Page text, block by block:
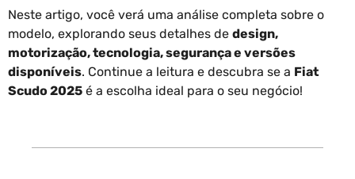
Neste artigo, você verá uma análise completa sobre o
modelo, explorando seus detalhes de design,
motorização, tecnologia, segurança e versões
disponíveis. Continue a leitura e descubra se a Fiat
Scudo 2025 é a escolha ideal para o seu negócio!